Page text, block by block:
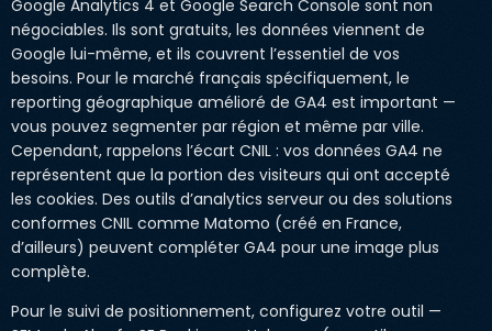
Google Analytics 4 et Google Search Console sont non
négociables. Ils sont gratuits, les données viennent de
Google lui-même, et ils couvrent l’essentiel de vos
besoins. Pour le marché français spécifiquement, le
reporting géographique amélioré de GA4 est important —
vous pouvez segmenter par région et même par ville.
Cependant, rappelons l’écart CNIL : vos données GA4 ne
représentent que la portion des visiteurs qui ont accepté
les cookies. Des outils d’analytics serveur ou des solutions
conformes CNIL comme Matomo (créé en France,
d’ailleurs) peuvent compléter GA4 pour une image plus
complète.
Pour le suivi de positionnement, configurez votre outil —